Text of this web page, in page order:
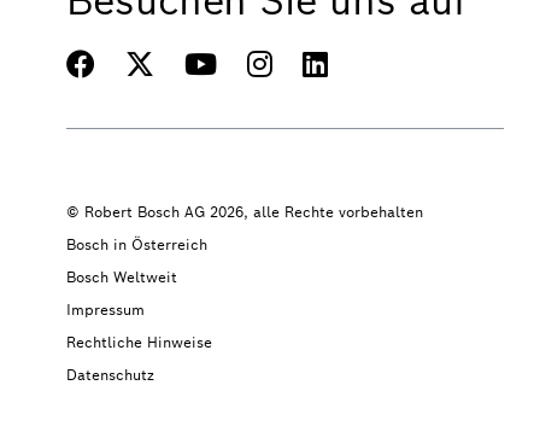
© Robert Bosch AG 2026, alle Rechte vorbehalten
Bosch in Österreich
Bosch Weltweit
Impressum
Rechtliche Hinweise
Datenschutz